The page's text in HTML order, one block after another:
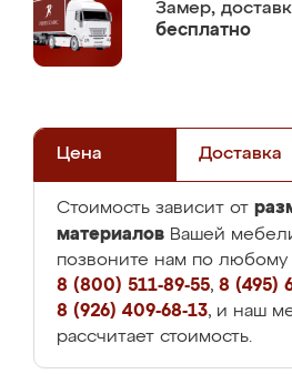
Замер,
бесплатно
Цена Доставка
Стоимость зависит от
материалов Вашей
позвоните нам по любому
8 (800) 511-89-55, 8 (495)
8 (926) 409-68-13, и наш
рассчитает стоимость.